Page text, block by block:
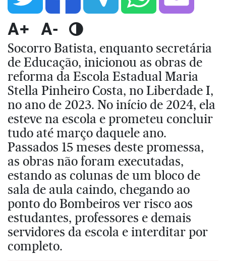
A+ A-
Socorro Batista, enquanto secretária
de Educação, inicionou as obras de
reforma da Escola Estadual Maria
Stella Pinheiro Costa, no Liberdade I,
no ano de 2023. No início de 2024, ela
esteve na escola e prometeu concluir
tudo até março daquele ano.
Passados 15 meses deste promessa,
as obras não foram executadas,
estando as colunas de um bloco de
sala de aula caindo, chegando ao
ponto do Bombeiros ver risco aos
estudantes, professores e demais
servidores da escola e interditar por
completo.